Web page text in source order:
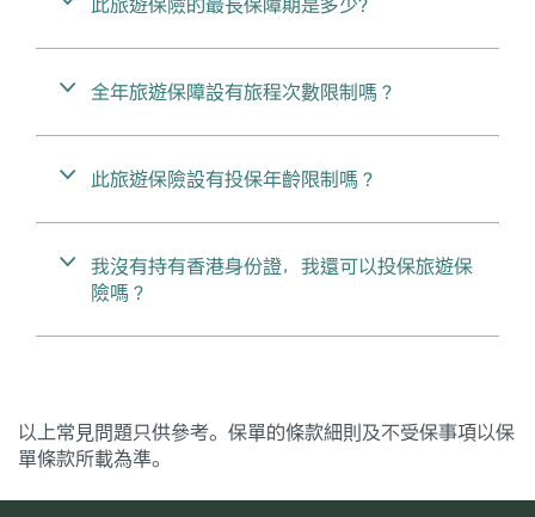
此旅遊保險的最長保障期是多少?
全年旅遊保障設有旅程次數限制嗎？
此旅遊保險設有投保年齡限制嗎？
我沒有持有香港身份證，我還可以投保旅遊保
險嗎？
以上常見問題只供參考。保單的條款細則及不受保事項以保
單條款所載為準。